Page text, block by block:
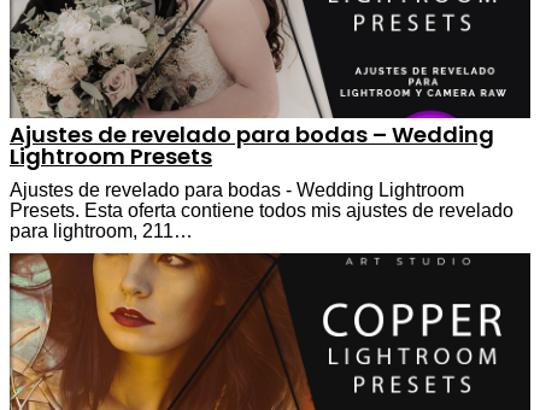
Ajustes de revelado para bodas – Wedding
Lightroom Presets
Ajustes de revelado para bodas - Wedding Lightroom
Presets. Esta oferta contiene todos mis ajustes de revelado
para lightroom, 211…